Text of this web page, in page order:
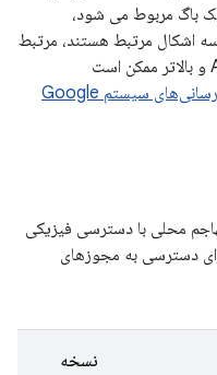
باگ مربوط می شود،
اشکال مرتبط هستند، مرتبط
می شوند. دستگاه‌های دارای Android 10 و بالاتر ممکن است
به‌روزرسانی‌های سیستم Google
محلی با دسترسی فیزیکی
دسترسی به مجوزهای
نسخه